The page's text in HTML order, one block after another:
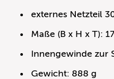
externes Netzteil
Maße (B x H x T):
Innengewinde zur
Gewicht: 888 g